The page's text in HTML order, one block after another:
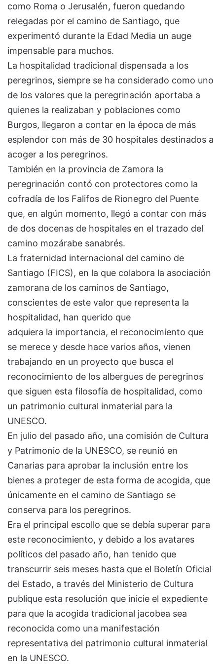
como Roma o Jerusalén, fueron quedando
relegadas por el camino de Santiago, que
experimentó durante la Edad Media un auge
impensable para muchos.
La hospitalidad tradicional dispensada a los
peregrinos, siempre se ha considerado como uno
de los valores que la peregrinación aportaba a
quienes la realizaban y poblaciones como
Burgos, llegaron a contar en la época de más
esplendor con más de 30 hospitales destinados a
acoger a los peregrinos.
También en la provincia de Zamora la
peregrinación contó con protectores como la
cofradía de los Falifos de Rionegro del Puente
que, en algún momento, llegó a contar con más
de dos docenas de hospitales en el trazado del
camino mozárabe sanabrés.
La fraternidad internacional del camino de
Santiago (FICS), en la que colabora la asociación
zamorana de los caminos de Santiago,
conscientes de este valor que representa la
hospitalidad, han querido que
adquiera la importancia, el reconocimiento que
se merece y desde hace varios años, vienen
trabajando en un proyecto que busca el
reconocimiento de los albergues de peregrinos
que siguen esta filosofía de hospitalidad, como
un patrimonio cultural inmaterial para la
UNESCO.
En julio del pasado año, una comisión de Cultura
y Patrimonio de la UNESCO, se reunió en
Canarias para aprobar la inclusión entre los
bienes a proteger de esta forma de acogida, que
únicamente en el camino de Santiago se
conserva para los peregrinos.
Era el principal escollo que se debía superar para
este reconocimiento, y debido a los avatares
políticos del pasado año, han tenido que
transcurrir seis meses hasta que el Boletín Oficial
del Estado, a través del Ministerio de Cultura
publique esta resolución que inicie el expediente
para que la acogida tradicional jacobea sea
reconocida como una manifestación
representativa del patrimonio cultural inmaterial
en la UNESCO.